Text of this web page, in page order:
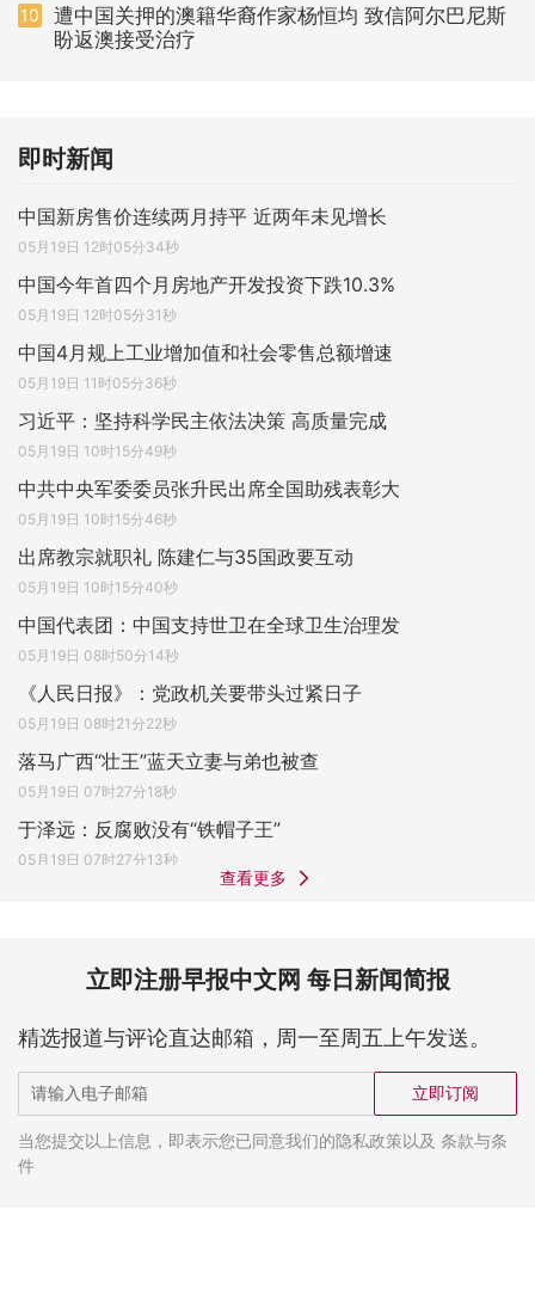
10
遭中国关押的澳籍华裔作家杨恒均 致信阿尔巴尼斯
盼返澳接受治疗
即时新闻
中国新房售价连续两月持平 近两年未见增长
05月19日 12时05分34秒
中国今年首四个月房地产开发投资下跌10.3%
05月19日 12时05分31秒
中国4月规上工业增加值和社会零售总额增速
05月19日 11时05分36秒
习近平：坚持科学民主依法决策 高质量完成
05月19日 10时15分49秒
中共中央军委委员张升民出席全国助残表彰大
05月19日 10时15分46秒
出席教宗就职礼 陈建仁与35国政要互动
05月19日 10时15分40秒
中国代表团：中国支持世卫在全球卫生治理发
05月19日 08时50分14秒
《人民日报》：党政机关要带头过紧日子
05月19日 08时21分22秒
落马广西“壮王”蓝天立妻与弟也被查
05月19日 07时27分18秒
于泽远：反腐败没有“铁帽子王”
05月19日 07时27分13秒
查看更多
立即注册早报中文网 每日新闻简报
精选报道与评论直达邮箱，周一至周五上午发送。
立即订阅
当您提交以上信息，即表示您已同意我们的隐私政策以及 条款与条
件